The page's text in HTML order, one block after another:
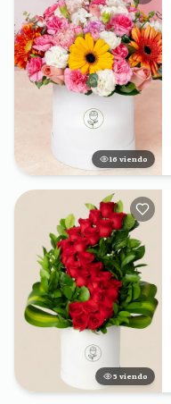
16 viendo
5 viendo